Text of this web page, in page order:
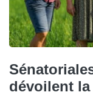
dévoilent